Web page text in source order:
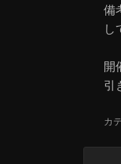
備
し
開
引
カ